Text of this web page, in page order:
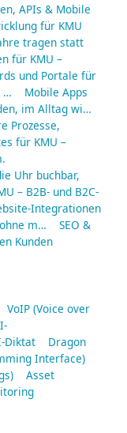
APIs & Mobile
für KMU
tragen statt
für KMU –
und Portale für
…
Mobile Apps
im Alltag wi…
Prozesse,
für KMU –
Uhr buchbar,
– B2B- und B2C-
Integrationen
m…
SEO &
Kunden
VoIP (Voice over
Diktat
Dragon
Interface)
Asset